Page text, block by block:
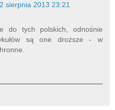
sierpnia 2013 23:21
do tych polskich, odnośnie
są one droższe - w